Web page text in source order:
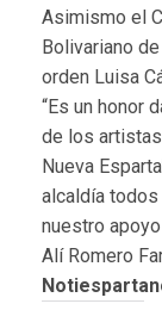
Asimismo el
Bolivariano
orden Luisa
“Es un honor
de los
Nueva
alcaldía
nuestro
Alí Romero